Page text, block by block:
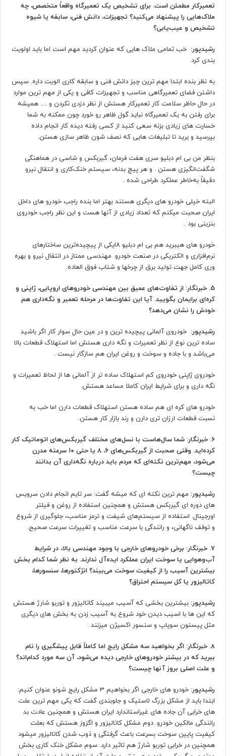
تعمیرکار مطمئن است. برای تشخیص یک تعمیرگاه واقعاً متخصص، چه
ملاک‌هایی را پیشنهاد می‌کنید؟ تجهیزات، دانش فنی، سابقه یا شیوه
تشخیص و عیب‌یابی؟
رشیدپور: خب تمامی ملاک هایی که عنوان کردید مهم است اما باید اولویت
بندی کرد.
به نظر بنده ابتدا مهم ترین چیز دانش فنی و سابقه کاری الویت داره. سپس
داشتن فضای تعمیرگاهی مناسب و تجهیزات کافی و یکی از مهم ترین موارد
در حال حاظر سلامت کار تعمیرکار هستش از نظر دزدی نکردن و … همیشه
برای رفتن به یک تعمیرگاه نباید گول ظاهر رو خورد چون ممکنه به شما
خسارت های زیادی بزنه سعی کنید از کسی رفته دیده کار انجام داده
بپرسید و برید تا تبلیغات هایی که نصف شون ظاهر سازی هستن.
بنظر من بی ام دبلیو سری هفت فرمان، گیربکس و شاسی در هماهنگی
شگفت‌انگیزی هستن . و هر پیچ بدنه، سیستم خنک‌کاری و انتقال نیرو
دقیقاً به‌خاطر عملکرد طراحی شده .
البته خیلی خودرو های دیگری هستند بهتر اما بنده راجب خودرو های داخل
ایران صحبت میکنم که تعداد زیادی از آنها هست و این نظر راجب خودروی
بنزینی بود .
خودرو های هیبرید هم بی ام دبلیو i8یکی از پیچیده‌ترین ساختارهای
نرم‌افزاری و الکتریکی در صنعت خودرو. مهندسی ممتاز در انتقال نیرو و بهره
وری کامل جهت تولید برق از چرخها و شتاب فوق العاده.
5. خبرنگار: از تفاوت‌های عمیق بین مهندسی خودروهای اروپایی، ژاپنی و
کره‌ای برایمان بگویید. آیا این تفاوت‌ها در مرحله تعمیر و نگه‌داری هم
خودش را نشان می‌دهد؟
رشیدپور: خودروی آلمانی پیچیده ترین و در عین حال سوار کار اگر باشید
ساده ترین نوع از نظر تعمیرات و نگه داری هستش اما استهلاک قطعات بالا
می‌باشد و با جاده و سوخت و روغن ایران هم سازگار نیست .
خودروی ژاپنی خودروی کم استهلاک ساده تر از آلمانی ها از لحاظ تعمیرات و
نگه داری و برای شرایط ایران کاملا مساعد هستش.
خودرو های کره ای هم ساده هستن استهلاک قطعات دارن اما خب به
نسبت قطعات ارزان تری دارن و رند بازار کار هستن.
6. خبرنگار: شما سال‌هاست با نسل‌های مختلف گیربکس‌های اتوماتیک کار
کرده‌اید. وقتی صحبت از گیربکس‌های ۶، ۸ یا حتی ۱۰ سرعته مدرن
می‌شود، مهم‌ترین نکته‌ای که مردم باید درباره نگه‌داری آن بدانند
چیست؟
رشیدپور: مهم ترین نکته ای که میشه گفت: سر تایم انجام دادن سرویس
های دوره ای گیربکس هستش و همچنین استفاده از روغن و فیلتر
اورجینال. استفاده از سیستم‌های شیفت و ترمز مناسب، جلوگیری از شروع
و توقف ناگهانی، و رانندگی با سرعت مناسب و تغییرات سرعت صحیح.
7. خبرنگار: برخی خودروهای خارجی با وجود مهندسی بالا، در شرایط
آب‌وهوایی یا سوخت ایران عملکرد ایده‌آل ندارند. به نظر شما کدام بخش
بیشترین آسیب را از کیفیت سوخت می‌بیند؟ انژکتورها، سنسورها،
کاتالیزور یا کل سیستم احتراق؟
رشیدپور:بیشترین بخشی که آسیب میبیند کاتالیزور و توربو شارژ هستش
که این ها با اسیب دیدن خود شروع به آسیب زدن به بخش های دیگری
مثل پیستون سوپاپ و سنسور اکسیژن میزنند .
8. خبرنگار: اگر بخواهید سه مشکل رایج اما کاملاً قابل پیشگیری را نام
ببرید که در بیشتر خودروهای خارجی دیده می‌شود، آن سه مورد کدام‌اند؟
و علت اصلی بروز آنها چیست؟
رشیدپور:
خودرو های خارجی اگر بخواهیم 3 مشکل رایج شونو عنوان کنیم:
ابتدا باید از مشکل بزرگ لاستیک و جلوبندی گفت که یکی مهم ترین علت
های خرابی آن جاده های غیراستاندارد ایران هستش و همچنین عادت بد
رانندگی مالکین خودرو. دوم مشکل کاتالیزور و اگزوز هستش که بعلت
کیفیت پایین سوخت بسرعت باعث گرفتگی و ذوب شدن کاتالیزور میشود
همچنین در خرابی توربو شارژ هم تاثیر دارد. سوم مشکل خنک کاری بخش